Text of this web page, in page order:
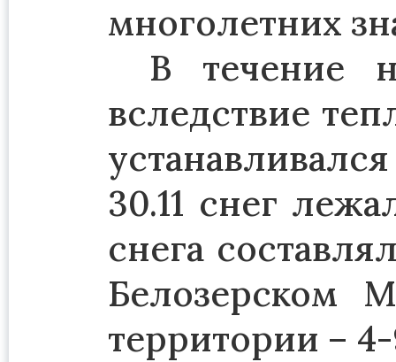
многолетних
В течение
вследствие
30.11 снег
снега
Белозерском
территории –